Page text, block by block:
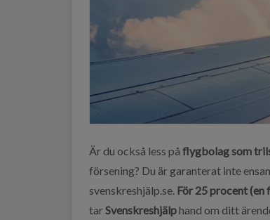
Är du också less på flygbolag som
försening? Du är garanterat inte
svenskreshjälp.se. För 25 procent (en
tarSvenskreshjälphand om ditt